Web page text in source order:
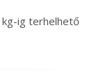
ig terhelhető